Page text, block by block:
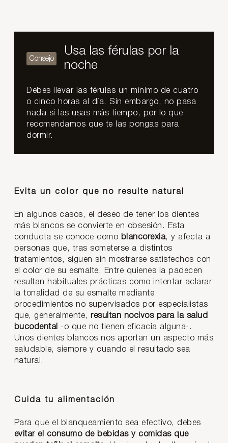
Usa las férulas por la
noche
Debes llevar las férulas un mínimo de cuatro
o cinco horas al día. Sin embargo, no pasa
nada si las usas más tiempo, por lo que
recomendamos que te las pongas para
dormir.
Evita un color que no resulte natural
En algunos casos, el deseo de tener los dientes
más blancos se convierte en obsesión. Esta
conducta se conoce como blancorexia, y afecta a
personas que, tras someterse a distintos
tratamientos, siguen sin mostrarse satisfechos con
el color de su esmalte. Entre quienes la padecen
resultan habituales prácticas como intentar aclarar
la tonalidad de su esmalte mediante
procedimientos no supervisados por especialistas
que, generalmente,resultan nocivos para la salud
bucodental -o que no tienen eficacia alguna-.
Unos dientes blancos nos aportan un aspecto más
saludable, siempre y cuando el resultado sea
natural.
Cuida tu alimentación
Para que el blanqueamiento sea efectivo, debes
evitar el consumo de bebidas y comidas que